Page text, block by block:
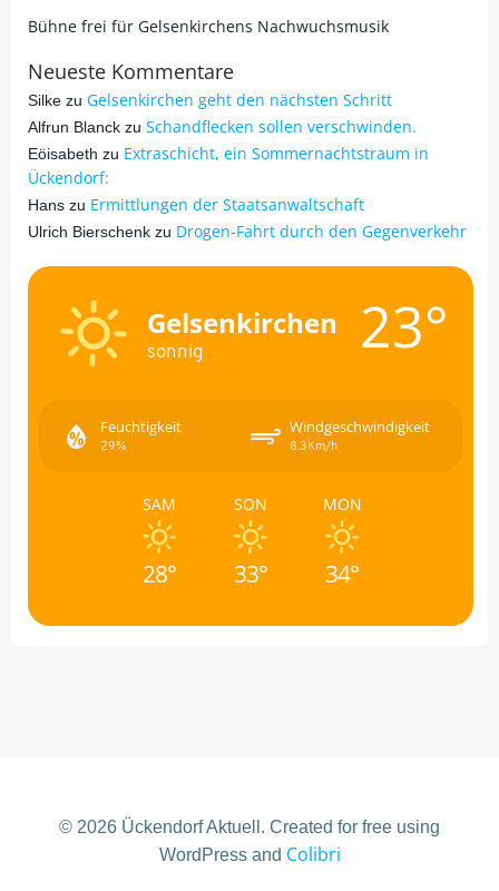
Bühne frei für Gelsenkirchens Nachwuchsmusik
Neueste Kommentare
Silke zu Gelsenkirchen geht den nächsten Schritt
Alfrun Blanck zu Schandflecken sollen verschwinden.
Eöisabeth zu Extraschicht, ein Sommernachtstraum in
Ückendorf:
Hans zu Ermittlungen der Staatsanwaltschaft
Ulrich Bierschenk zu Drogen-Fahrt durch den Gegenverkehr
Gelsenkirchen
sonnig 23°
Feuchtigkeit
29%
Windgeschwindigkeit
8.3Km/h
SAM
28°
SON
33°
MON
34°
© 2026 Ückendorf Aktuell. Created for free using
WordPress and Colibri